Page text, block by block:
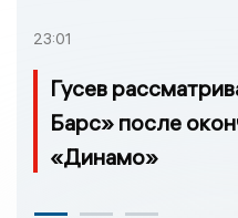
23:01
Гусев
Барс» после
«Динамо»